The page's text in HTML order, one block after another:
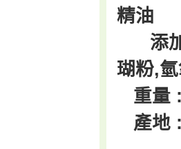
精油
添加
瑚粉,
重量
產地